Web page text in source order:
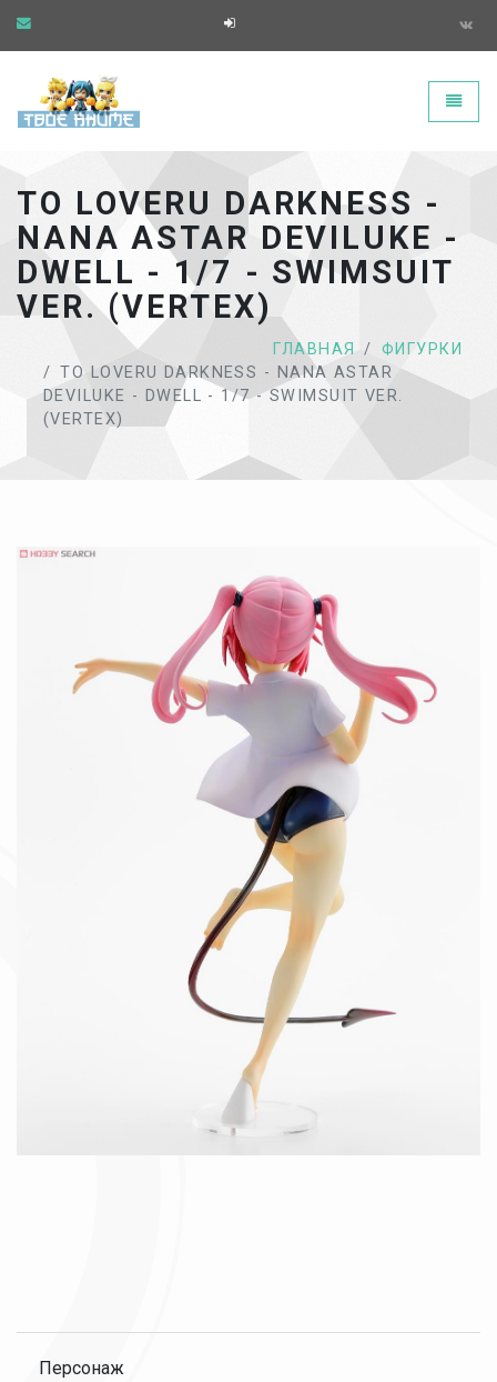
Твоё аниме - главная страница
TO LOVERU DARKNESS -
NANA ASTAR DEVILUKE -
DWELL - 1/7 - SWIMSUIT
VER. (VERTEX)
ГЛАВНАЯ
ФИГУРКИ
TO LOVERU DARKNESS - NANA ASTAR
DEVILUKE - DWELL - 1/7 - SWIMSUIT VER.
(VERTEX)
Персонаж